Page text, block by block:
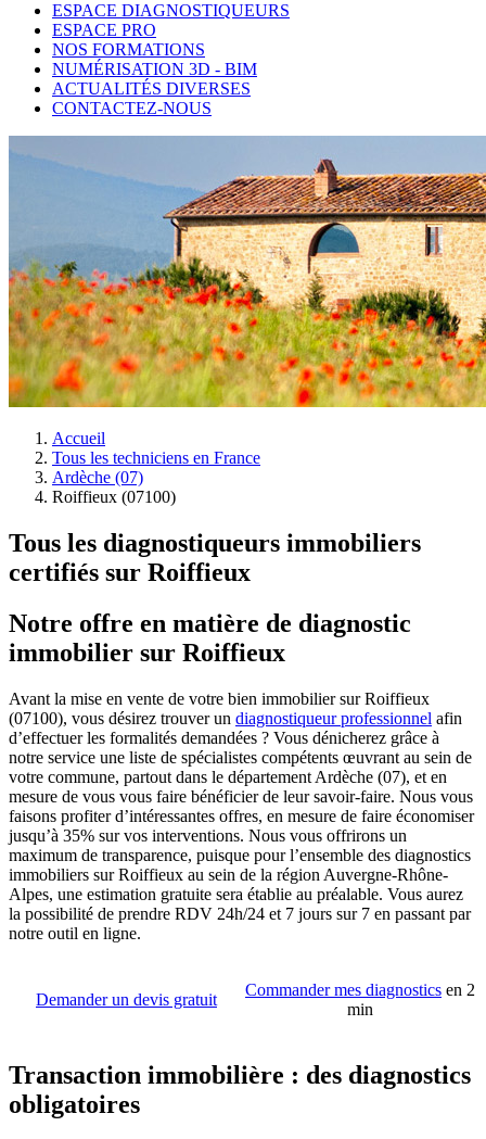
ESPACE DIAGNOSTIQUEURS
ESPACE PRO
NOS FORMATIONS
NUMÉRISATION 3D - BIM
ACTUALITÉS DIVERSES
CONTACTEZ-NOUS
Accueil
Tous les techniciens en France
Ardèche (07)
Roiffieux (07100)
Tous les diagnostiqueurs immobiliers
certifiés sur Roiffieux
Notre offre en matière de diagnostic
immobilier sur Roiffieux
Avant la mise en vente de votre bien immobilier sur Roiffieux
(07100), vous désirez trouver un diagnostiqueur professionnel afin
d’effectuer les formalités demandées ? Vous dénicherez grâce à
notre service une liste de spécialistes compétents œuvrant au sein de
votre commune, partout dans le département Ardèche (07), et en
mesure de vous vous faire bénéficier de leur savoir-faire. Nous vous
faisons profiter d’intéressantes offres, en mesure de faire économiser
jusqu’à 35% sur vos interventions. Nous vous offrirons un
maximum de transparence, puisque pour l’ensemble des diagnostics
immobiliers sur Roiffieux au sein de la région Auvergne-Rhône-
Alpes, une estimation gratuite sera établie au préalable. Vous aurez
la possibilité de prendre RDV 24h/24 et 7 jours sur 7 en passant par
notre outil en ligne.
Demander un devis gratuit
Commander mes diagnostics en 2
min
Transaction immobilière : des diagnostics
obligatoires